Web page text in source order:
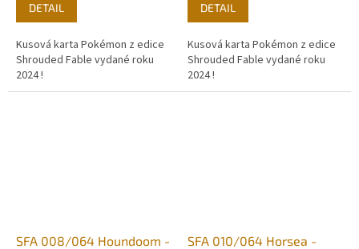
DETAIL
Kusová karta Pokémon z edice
Shrouded Fable vydané roku
2024 !
DETAIL
Kusová karta Pokémon z edice
Shrouded Fable vydané roku
2024 !
SFA 008/064 Houndoom -
SFA 010/064 Horsea -